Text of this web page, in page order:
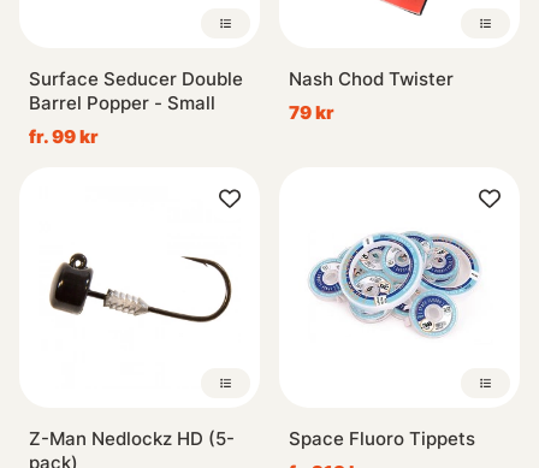
Surface Seducer Double
Barrel Popper - Small
fr. 99 kr
Nash Chod Twister
79 kr
Z-Man Nedlockz HD (5-
pack)
Space Fluoro Tippets